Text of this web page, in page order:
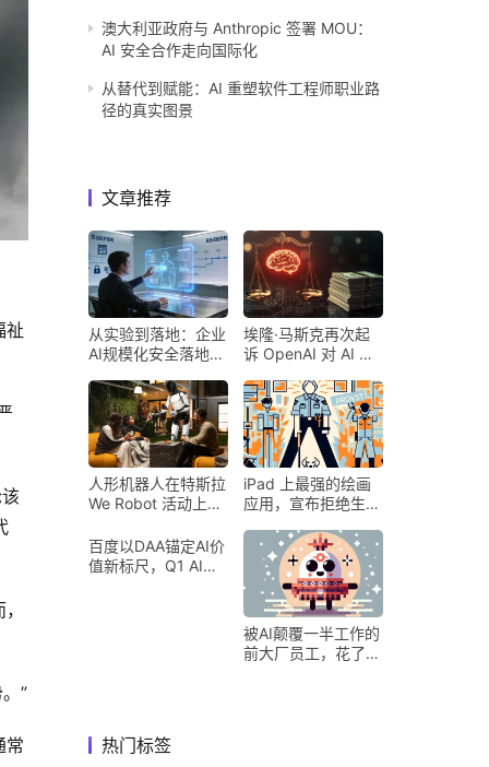
祉
”
常
澳大利亚政府与 Anthropic 签署 MOU：
AI 安全合作走向国际化
从替代到赋能：AI 重塑软件工程师职业路
径的真实图景
文章推荐
从实验到落地：企业
AI规模化安全落地的
埃隆·马斯克再次起
诉 OpenAI 对 AI 行
人形机器人在特斯拉
We Robot 活动上为
iPad 上最强的绘画
应用，宣布拒绝生成
百度以DAA锚定AI价
值新标尺，Q1 AI营
被AI颠覆一半工作的
前大厂员工，花了8
热门标签